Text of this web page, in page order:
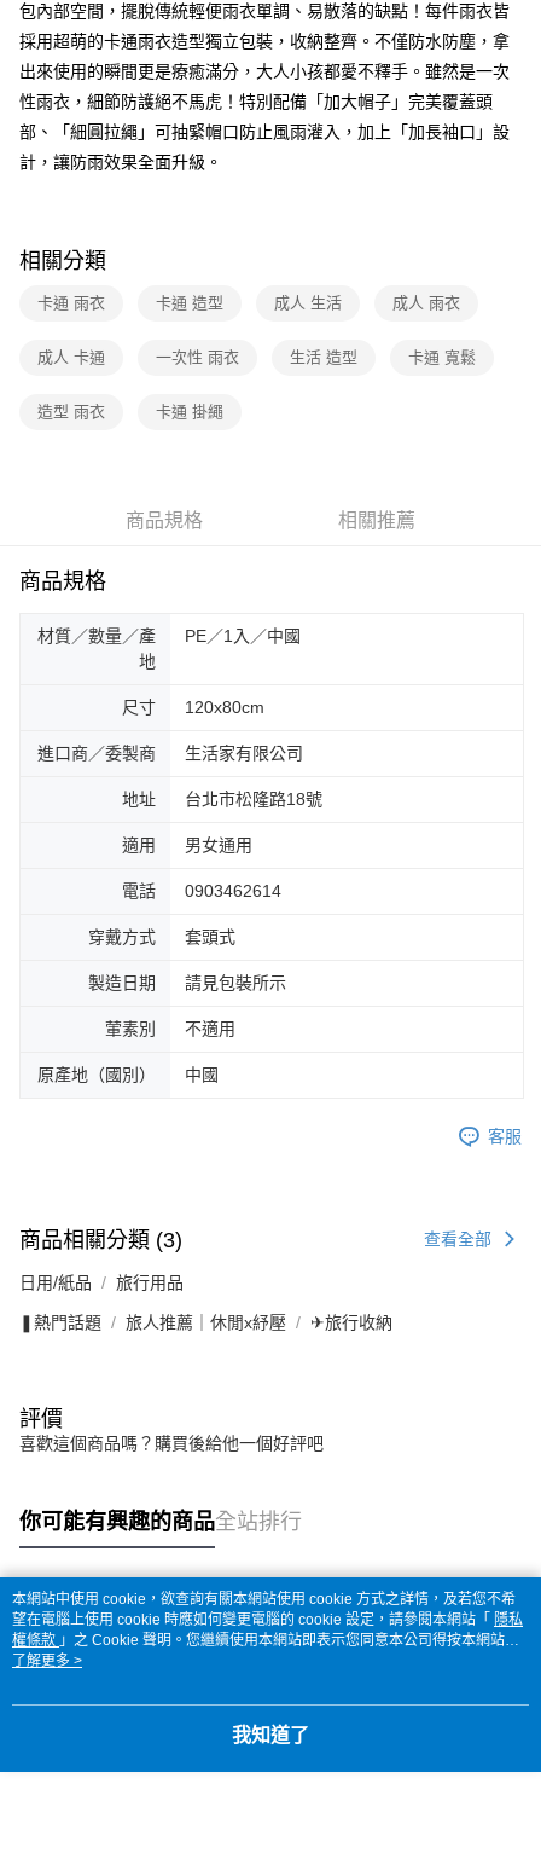
包內部空間，擺脫傳統輕便雨衣單調、易散落的缺點！每件雨衣皆
採用超萌的卡通雨衣造型獨立包裝，收納整齊。不僅防水防塵，拿
出來使用的瞬間更是療癒滿分，大人小孩都愛不釋手。雖然是一次
性雨衣，細節防護絕不馬虎！特別配備「加大帽子」完美覆蓋頭
部、「細圓拉繩」可抽緊帽口防止風雨灌入，加上「加長袖口」設
計，讓防雨效果全面升級。
相關分類
卡通 雨衣 卡通 造型 成人 生活 成人 雨衣
成人 卡通 一次性 雨衣 生活 造型 卡通 寬鬆
造型 雨衣 卡通 掛繩
商品規格 相關推薦
商品規格
材質／數量／產
地
PE／1入／中國
尺寸 120x80cm
進口商／委製商 生活家有限公司
地址 台北市松隆路18號
適用 男女通用
電話 0903462614
穿戴方式 套頭式
製造日期 請見包裝所示
葷素別 不適用
原產地（國別） 中國
客服
商品相關分類 (3) 查看全部
日用/紙品 旅行用品
❚熱門話題 旅人推薦｜休閒x紓壓 ✈旅行收納
評價
喜歡這個商品嗎？購買後給他一個好評吧
你可能有興趣的商品全站排行
熱門標籤
本網站中使用 cookie，欲查詢有關本網站使用 cookie 方式之詳情，及若您不希
望在電腦上使用 cookie 時應如何變更電腦的 cookie 設定，請參閱本網站「 隱私
權條款 」之 Cookie 聲明。您繼續使用本網站即表示您同意本公司得按本網站使
用條款之 Cookie 聲明使用 cookie。
了解更多 >
我知道了